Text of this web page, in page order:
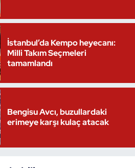
İstanbul’da Kempo heyecanı:
Milli Takım Seçmeleri
tamamlandı
Bengisu Avcı, buzullardaki
erimeye karşı kulaç atacak